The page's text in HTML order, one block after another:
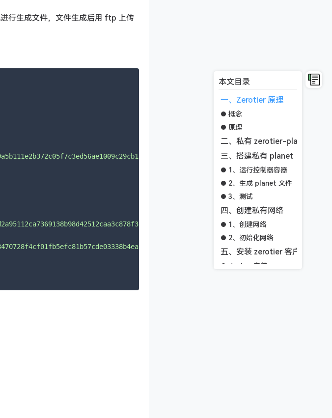
本文目录
一、Zerotier 原理
概念
原理
二、私有 zerotier-planet 的优
三、搭建私有 planet
1、运行控制器容器
2、生成 planet 文件
3、测试
四、创建私有网络
1、创建网络
2、初始化网络
五、安装 zerotier 客户端
docker 安装
行生成文件，文件生成后用 ftp 上传